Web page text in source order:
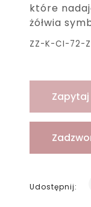
które
żółwia
ZZ-K-CI-72-Z
Zapytaj
Udostępnij: